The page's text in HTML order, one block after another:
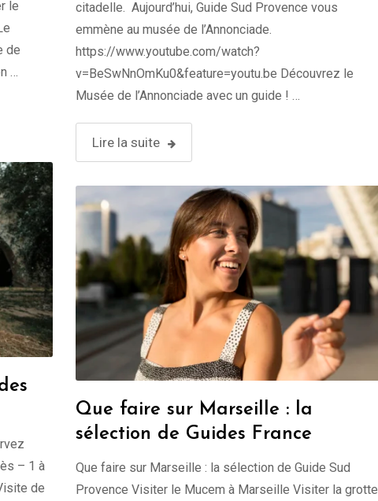
citadelle. Aujourd’hui, Guide Sud Provence vous
emmène au musée de l’Annonciade.
https://www.youtube.com/watch?
v=BeSwNnOmKu0&feature=youtu.be Découvrez le
Musée de l’Annonciade avec un guide ! …
Lire la suite
le
de
…
– 1 à
de
Que faire sur Marseille : la
sélection de Guides France
Que faire sur Marseille : la sélection de Guide Sud
Provence Visiter le Mucem à Marseille Visiter la grotte